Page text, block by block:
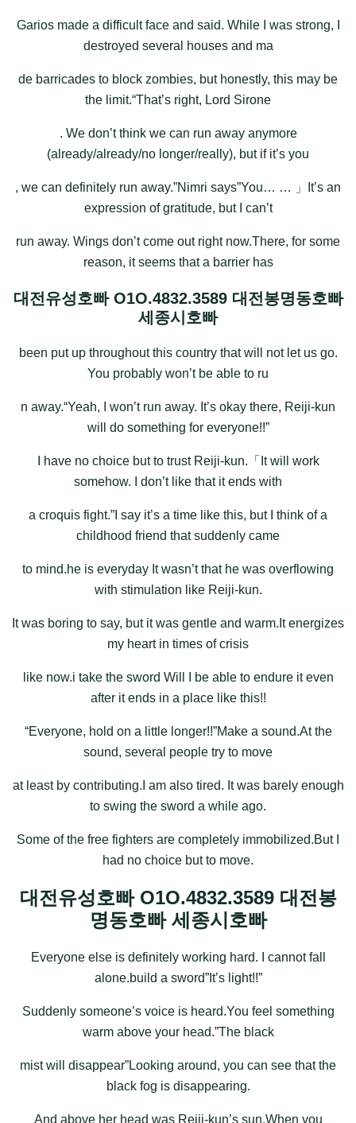
Garios made a difficult face and said. While I was strong, I
destroyed several houses and ma
de barricades to block zombies, but honestly, this may be
the limit.“That’s right, Lord Sirone
. We don’t think we can run away anymore
(already/already/no longer/really), but if it’s you
, we can definitely run away.”Nimri says”You… … 」It’s an
expression of gratitude, but I can’t
run away. Wings don’t come out right now.There, for some
reason, it seems that a barrier has
대전유성호빠 O1O.4832.3589 대전봉명동호빠
세종시호빠
been put up throughout this country that will not let us go.
You probably won’t be able to ru
n away.“Yeah, I won’t run away. It’s okay there, Reiji-kun
will do something for everyone!!”
I have no choice but to trust Reiji-kun.「It will work
somehow. I don’t like that it ends with
a croquis fight.”I say it’s a time like this, but I think of a
childhood friend that suddenly came
to mind.he is everyday It wasn’t that he was overflowing
with stimulation like Reiji-kun.
It was boring to say, but it was gentle and warm.It energizes
my heart in times of crisis
like now.i take the sword Will I be able to endure it even
after it ends in a place like this!!
“Everyone, hold on a little longer!!”Make a sound.At the
sound, several people try to move
at least by contributing.I am also tired. It was barely enough
to swing the sword a while ago.
Some of the free fighters are completely immobilized.But I
had no choice but to move.
대전유성호빠 O1O.4832.3589 대전봉
명동호빠 세종시호빠
Everyone else is definitely working hard. I cannot fall
alone.build a sword”It’s light!!”
Suddenly someone’s voice is heard.You feel something
warm above your head.”The black
mist will disappear”Looking around, you can see that the
black fog is disappearing.
And above her head was Reiji-kun’s sun.When you